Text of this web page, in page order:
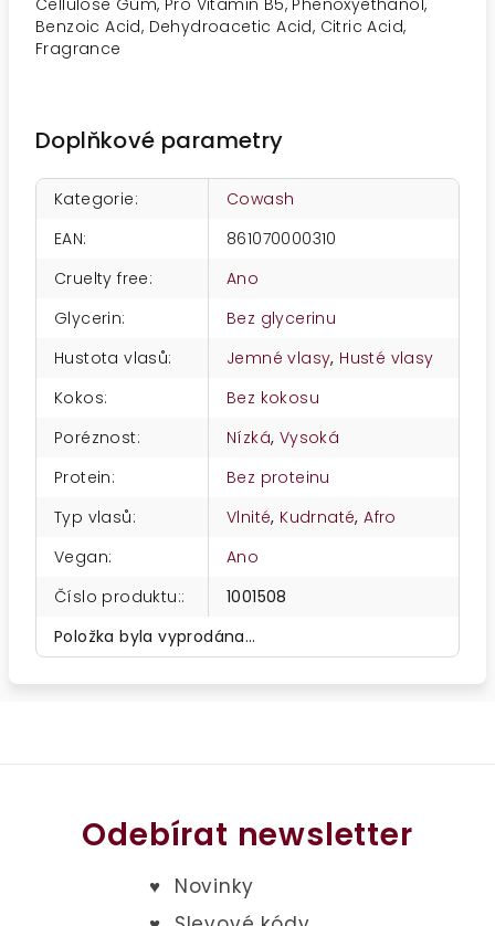
Cellulose Gum, Pro Vitamin B5, Phenoxyethanol,
Benzoic Acid, Dehydroacetic Acid, Citric Acid,
Fragrance
Doplňkové parametry
Kategorie:
Cowash
EAN:
861070000310
Cruelty free:
Ano
Glycerin:
Bez glycerinu
Hustota vlasů: Jemné vlasy, Husté vlasy
Kokos:
Bez kokosu
Poréznost: Nízká, Vysoká
Protein:
Bez proteinu
Typ vlasů: Vlnité, Kudrnaté,Afro
Vegan:
Ano
Číslo produktu::
1001508
Položka byla vyprodána…
Odebírat newsletter